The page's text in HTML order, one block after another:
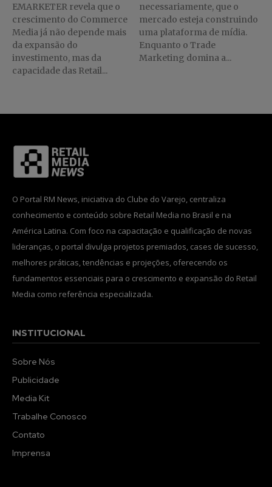
EMARKETER revela que o
crescimento do Commerce
Media já não depende mais
da expansão do
investimento, mas da
capacidade das Retail...
necessariamente, que o
mercado esteja construindo
uma plataforma de mídia.
Enquanto o Trade
Marketing domina a...
O Portal RM News, iniciativa do Clube do Varejo, centraliza
conhecimento e conteúdo sobre Retail Media no Brasil e na
América Latina. Com foco na capacitação e qualificação de novas
lideranças, o portal divulga projetos premiados, cases de sucesso,
melhores práticas, tendências e projeções, oferecendo os
fundamentos essenciais para o crescimento e expansão do Retail
Media como referência especializada.
INSTITUCIONAL
Sobre Nós
Publicidade
Media Kit
Trabalhe Conosco
Contato
Imprensa